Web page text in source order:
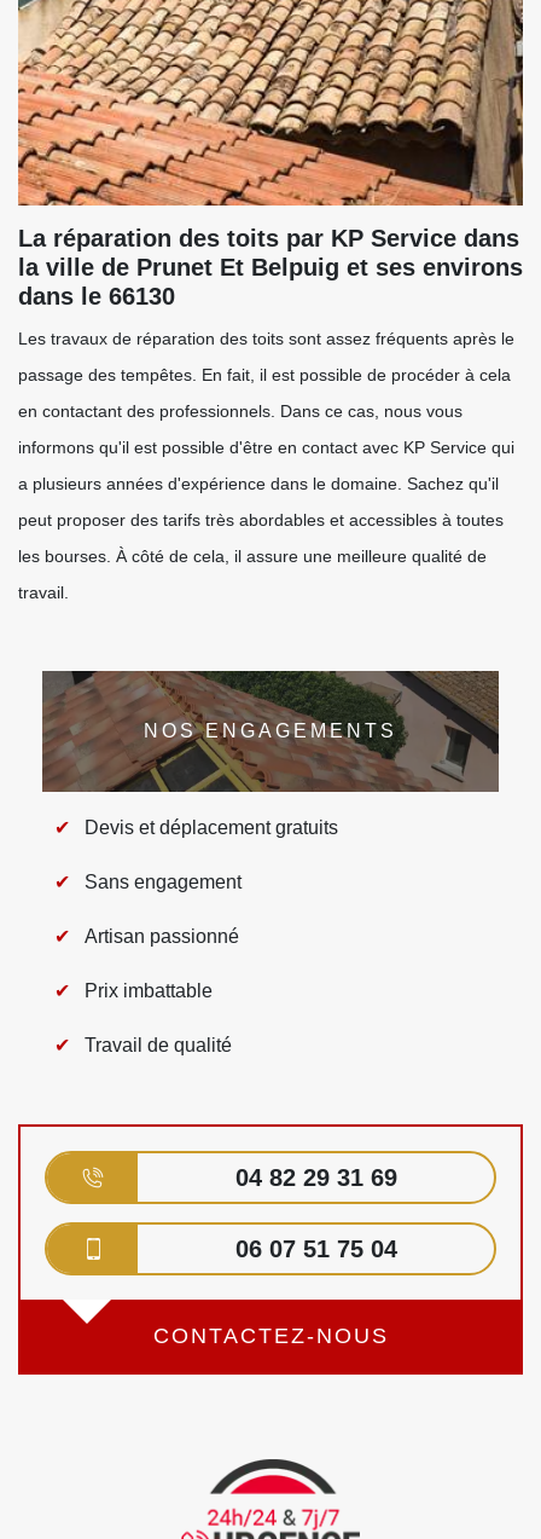
La réparation des toits par KP Service dans
la ville de Prunet Et Belpuig et ses environs
dans le 66130
Les travaux de réparation des toits sont assez fréquents après le
passage des tempêtes. En fait, il est possible de procéder à cela
en contactant des professionnels. Dans ce cas, nous vous
informons qu'il est possible d'être en contact avec KP Service qui
a plusieurs années d'expérience dans le domaine. Sachez qu'il
peut proposer des tarifs très abordables et accessibles à toutes
les bourses. À côté de cela, il assure une meilleure qualité de
travail.
NOS ENGAGEMENTS
Devis et déplacement gratuits
Sans engagement
Artisan passionné
Prix imbattable
Travail de qualité
04 82 29 31 69
06 07 51 75 04
CONTACTEZ-NOUS